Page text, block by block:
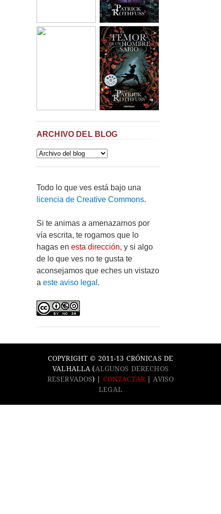
ARCHIVO DEL BLOG
Todo lo que ves está bajo una
licencia de Creative Commons.
Si te animas a amenazarnos por
vía escrita, te rogamos que lo
hagas en esta dirección, y si algo
de lo que ves no te gusta te
aconsejamos que eches un vistazo
a este aviso legal .
COPYRIGHT © 2011-13 CRÓNICAS DE
VALHALLA (ALGUNOS DERECHOS
RESERVADOS) | CONTACTAR
AVISO
LEGAL